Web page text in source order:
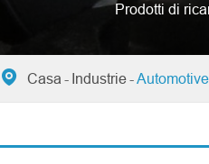
Prodotti di
 Casa Industrie